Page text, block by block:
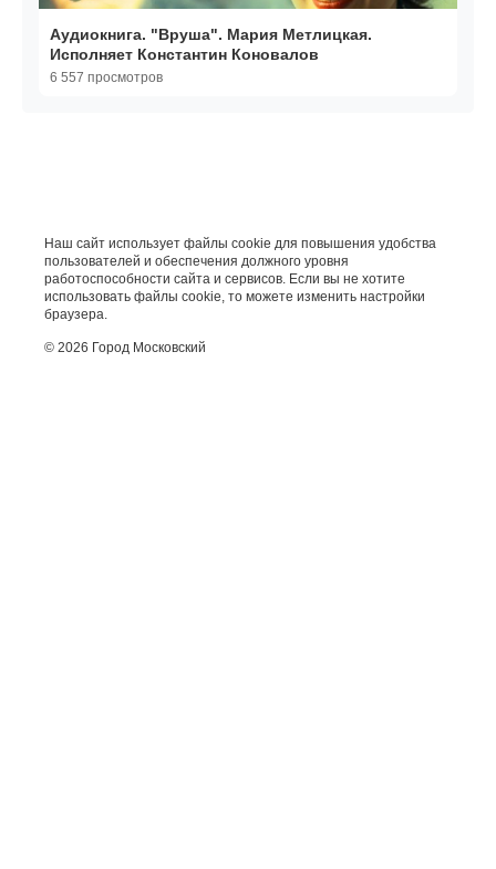
Аудиокнига. "Вруша". Мария Метлицкая.
Исполняет Константин Коновалов
6 557 просмотров
Наш сайт использует файлы cookie для повышения удобства
пользователей и обеспечения должного уровня
работоспособности сайта и сервисов. Если вы не хотите
использовать файлы cookie, то можете изменить настройки
браузера.
© 2026 Город Московский